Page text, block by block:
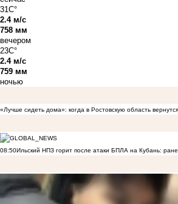
31C°
2.4 м/с
758 мм
вечером
23C°
2.4 м/с
759 мм
ночью
«Лучше сидеть дома»: когда в Ростовскую область
08:50Ильский НПЗ горит после атаки БПЛА на Кубань: